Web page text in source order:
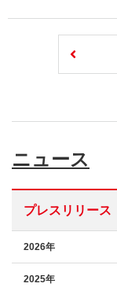
ニュース
プレスリリース
2026年
2025年